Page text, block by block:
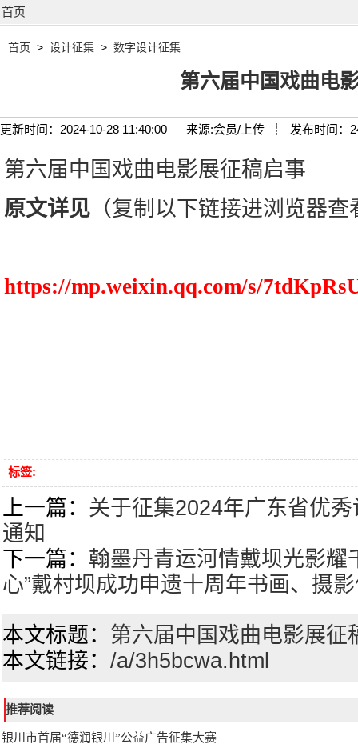
首页
首页 > 设计征集 > 数字设计征集
第六届中国戏曲电
更新时间：2024-10-28 11:40:00┊ 来源:会员/上传 ┊ 发布时间：
第六届中国戏曲电影展征稿启事
原文详见 （复制以下链接进浏览器查
https://mp.weixin.qq.com/s/
标签:
上一篇： 关于征集2024年广东省优
通知
下一篇： 翰墨丹青运河情戴坝光影
心”戴村坝成功申遗十周年书画、摄
本文标题： 第六届中国戏曲电影展征
本文链接： /a/3h5bcwa.html
推荐阅读
银川市首届“德润银川”公益广告征集大赛